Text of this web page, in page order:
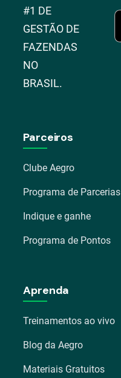
#1 DE
GESTÃO DE
FAZENDAS
NO
BRASIL.
Parceiros
Clube Aegro
Programa de Parcerias
Indique e ganhe
Programa de Pontos
Aprenda
Treinamentos ao vivo
Blog da Aegro
Materiais Gratuitos